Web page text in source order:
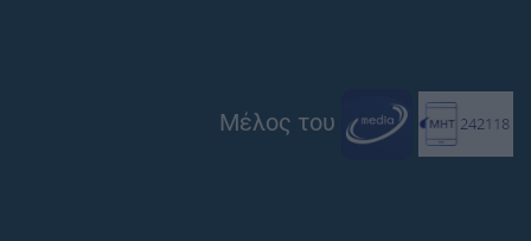
Μέλος του